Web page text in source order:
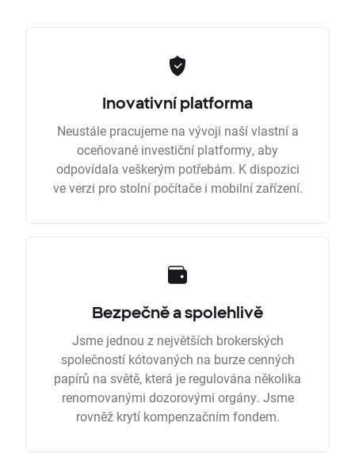
Inovativní platforma
Neustále pracujeme na vývoji naší vlastní a
oceňované investiční platformy, aby
odpovídala veškerým potřebám. K dispozici
ve verzi pro stolní počítače i mobilní zařízení.
Bezpečně a spolehlivě
Jsme jednou z největších brokerských
společností kótovaných na burze cenných
papírů na světě, která je regulována několika
renomovanými dozorovými orgány. Jsme
rovněž krytí kompenzačním fondem.